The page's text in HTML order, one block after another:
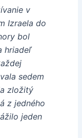
v
Izraela do
bol
hriadeľ
sedem
zložitý
z jedného
jeden